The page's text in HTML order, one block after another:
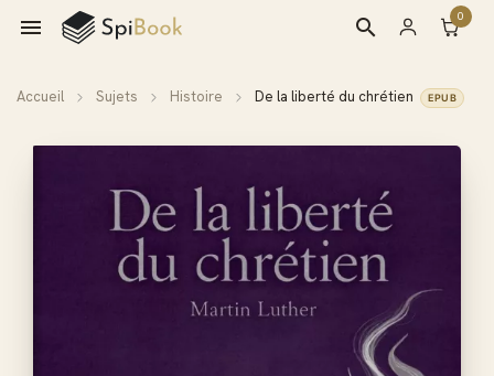
 0
search
Accueil Sujets Histoire De la liberté du chrétien EPUB